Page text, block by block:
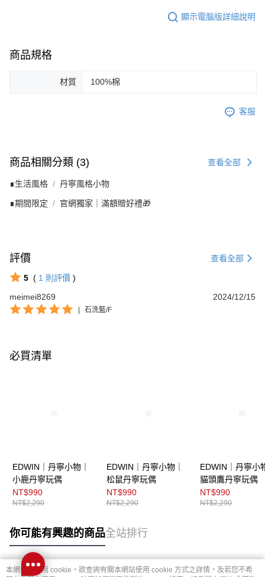
顯示電腦版詳細說明
商品規格
材質 100%棉
客服
商品相關分類 (3) 查看全部
∎生活風格 丹寧風格小物
∎期間限定 官網獨家｜滿額贈好禮🎁
評價 查看全部
5 ( 1 則評價 )
meimei8269
2024/12/15
石洗藍/F
必買清單
EDWIN｜丹寧小物｜
小鹿丹寧玩偶
NT$990
NT$2,290
EDWIN｜丹寧小物｜
松鼠丹寧玩偶
NT$990
NT$2,290
EDWIN｜丹寧小
貓頭鷹丹寧玩偶
NT$990
NT$2,290
你可能有興趣的商品全站排行
本網站中使用 cookie，欲查詢有關本網站使用 cookie 方式之詳情，及若您不希